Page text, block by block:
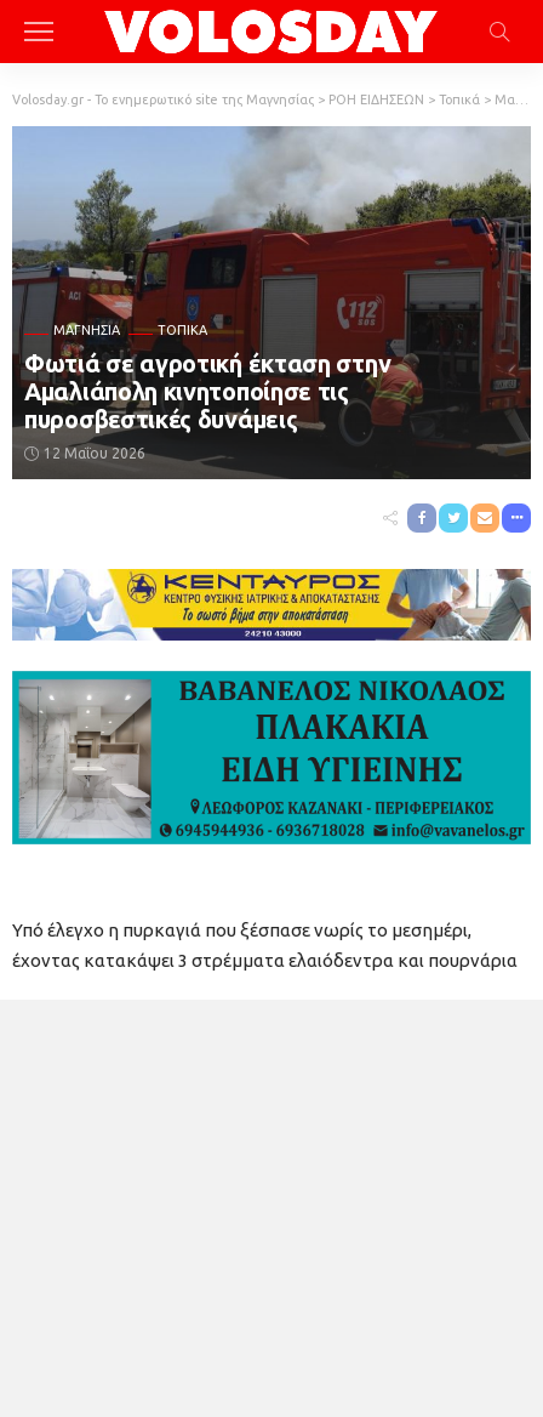
Volosday.gr - Το ενημερωτικό site της Μαγνησίας > ΡΟΗ ΕΙΔΗΣΕΩΝ > Τοπικά > Μαγνησία
ΜΑΓΝΗΣΊΑ ΤΟΠΙΚΆ
Φωτιά σε αγροτική έκταση στην
Αμαλιάπολη κινητοποίησε τις
πυροσβεστικές δυνάμεις
12 Μαΐου 2026
Υπό έλεγχο η πυρκαγιά που ξέσπασε νωρίς το μεσημέρι,
έχοντας κατακάψει 3 στρέμματα ελαιόδεντρα και πουρνάρια